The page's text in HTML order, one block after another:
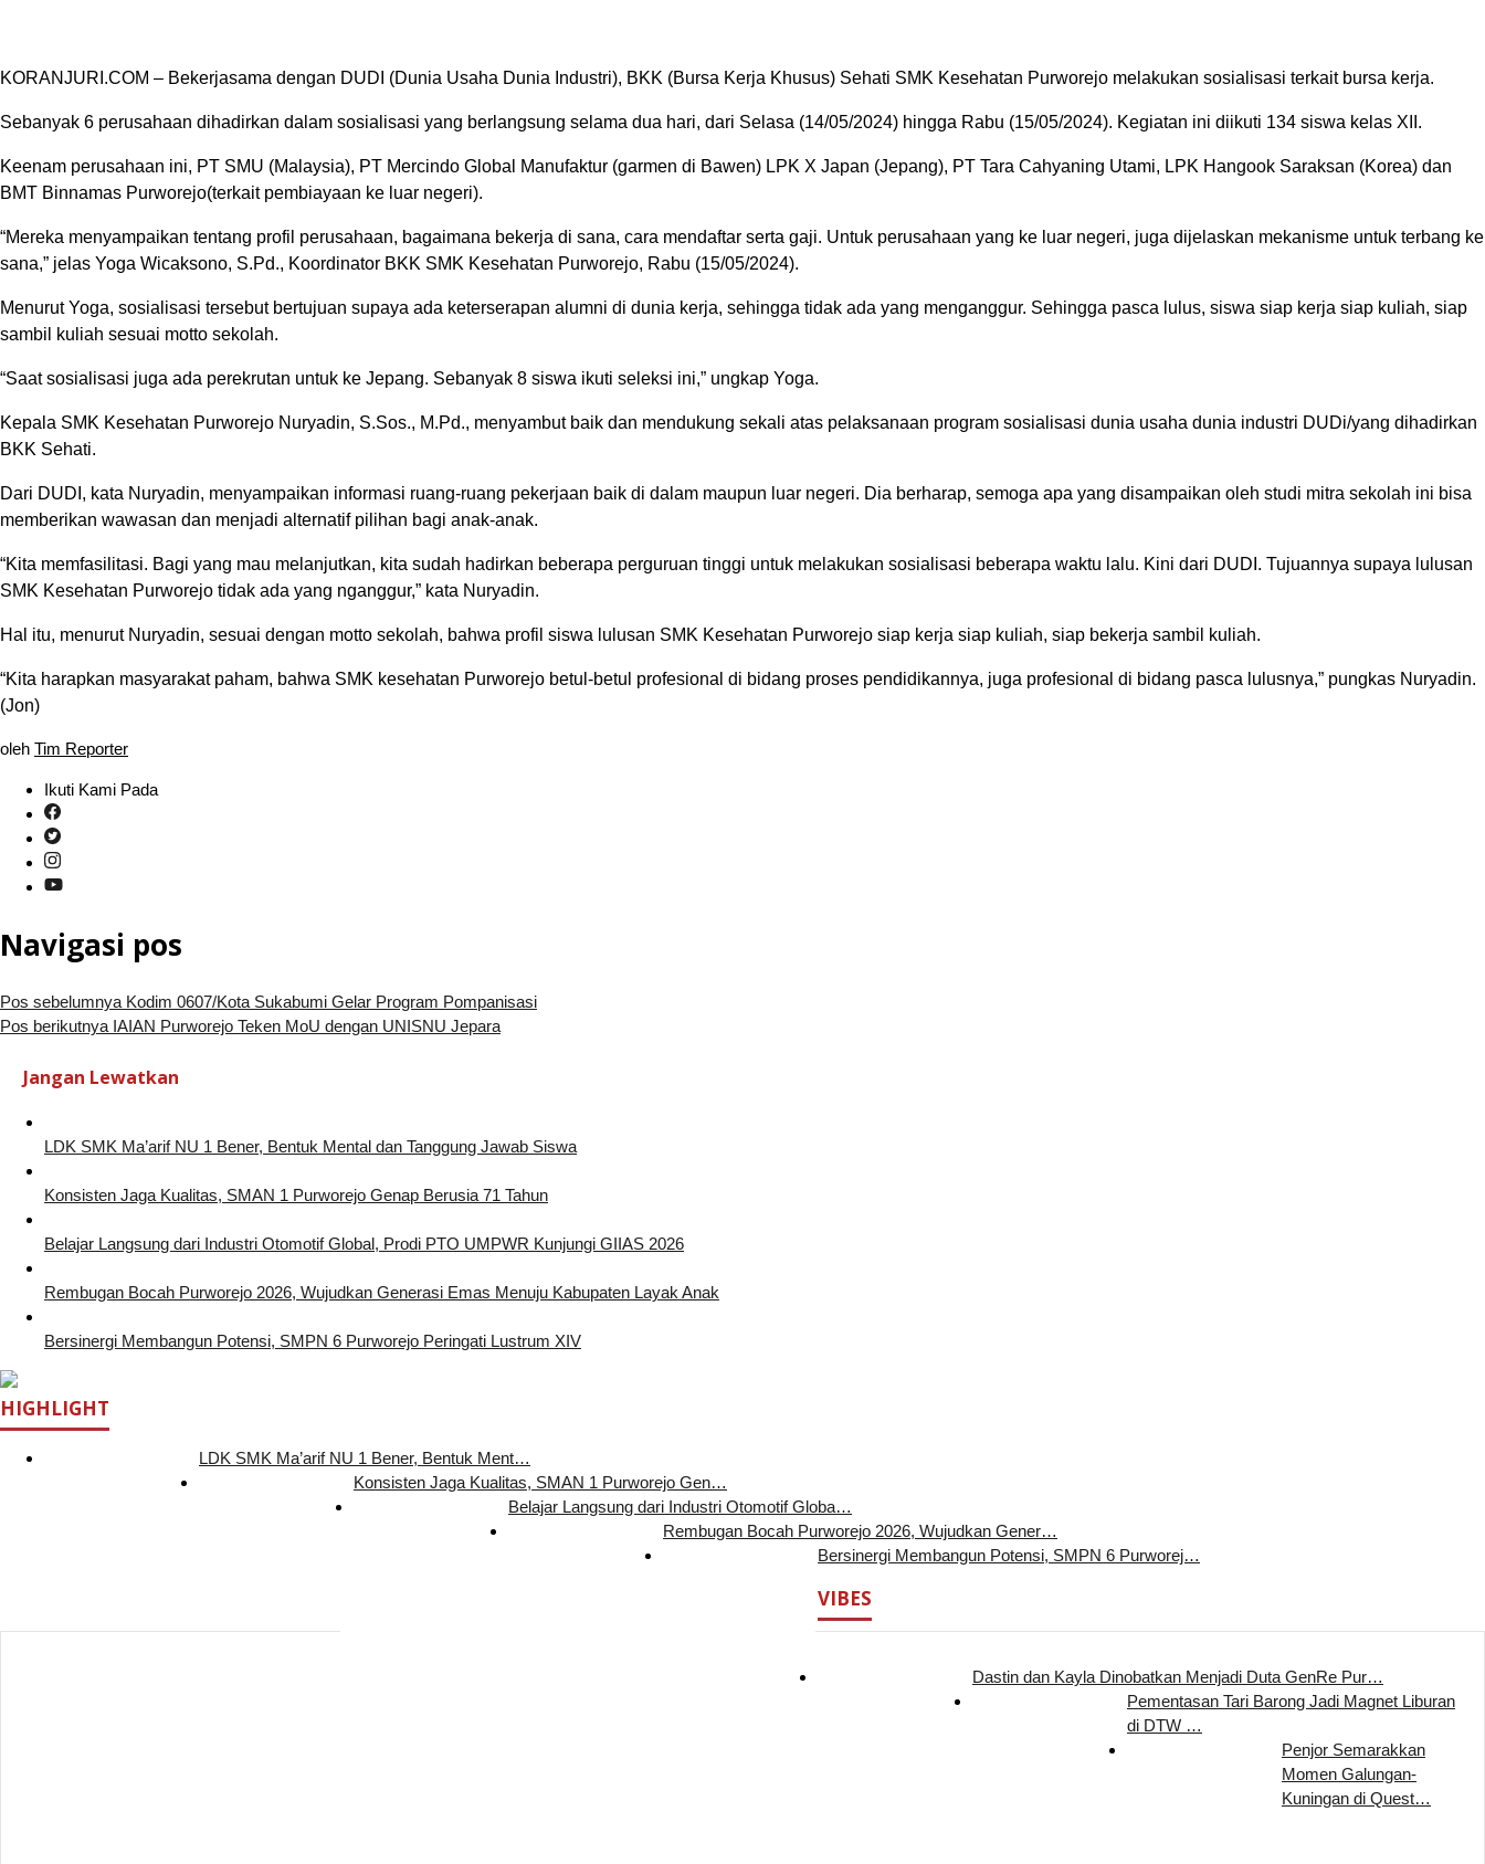
KORANJURI.COM – Bekerjasama dengan DUDI (Dunia Usaha Dunia Industri), BKK (Bursa Kerja Khusus) Sehati SMK Kesehatan Purworejo melakukan sosialisasi terkait bursa kerja.
Sebanyak 6 perusahaan dihadirkan dalam sosialisasi yang berlangsung selama dua hari, dari Selasa (14/05/2024) hingga Rabu (15/05/2024). Kegiatan ini diikuti 134 siswa kelas XII.
Keenam perusahaan ini, PT SMU (Malaysia), PT Mercindo Global Manufaktur (garmen di Bawen) LPK X Japan (Jepang), PT Tara Cahyaning Utami, LPK Hangook Saraksan (Korea) dan
BMT Binnamas Purworejo(terkait pembiayaan ke luar negeri).
“Mereka menyampaikan tentang profil perusahaan, bagaimana bekerja di sana, cara mendaftar serta gaji. Untuk perusahaan yang ke luar negeri, juga dijelaskan mekanisme untuk terbang ke
sana,” jelas Yoga Wicaksono, S.Pd., Koordinator BKK SMK Kesehatan Purworejo, Rabu (15/05/2024).
Menurut Yoga, sosialisasi tersebut bertujuan supaya ada keterserapan alumni di dunia kerja, sehingga tidak ada yang menganggur. Sehingga pasca lulus, siswa siap kerja siap kuliah, siap
sambil kuliah sesuai motto sekolah.
“Saat sosialisasi juga ada perekrutan untuk ke Jepang. Sebanyak 8 siswa ikuti seleksi ini,” ungkap Yoga.
Kepala SMK Kesehatan Purworejo Nuryadin, S.Sos., M.Pd., menyambut baik dan mendukung sekali atas pelaksanaan program sosialisasi dunia usaha dunia industri DUDi/yang dihadirkan
BKK Sehati.
Dari DUDI, kata Nuryadin, menyampaikan informasi ruang-ruang pekerjaan baik di dalam maupun luar negeri. Dia berharap, semoga apa yang disampaikan oleh studi mitra sekolah ini bisa
memberikan wawasan dan menjadi alternatif pilihan bagi anak-anak.
“Kita memfasilitasi. Bagi yang mau melanjutkan, kita sudah hadirkan beberapa perguruan tinggi untuk melakukan sosialisasi beberapa waktu lalu. Kini dari DUDI. Tujuannya supaya lulusan
SMK Kesehatan Purworejo tidak ada yang nganggur,” kata Nuryadin.
Hal itu, menurut Nuryadin, sesuai dengan motto sekolah, bahwa profil siswa lulusan SMK Kesehatan Purworejo siap kerja siap kuliah, siap bekerja sambil kuliah.
“Kita harapkan masyarakat paham, bahwa SMK kesehatan Purworejo betul-betul profesional di bidang proses pendidikannya, juga profesional di bidang pasca lulusnya,” pungkas Nuryadin.
(Jon)
oleh Tim Reporter
Ikuti Kami Pada
Navigasi pos
Pos sebelumnya Kodim 0607/Kota Sukabumi Gelar Program Pompanisasi
Pos berikutnya IAIAN Purworejo Teken MoU dengan UNISNU Jepara
Jangan Lewatkan
LDK SMK Ma’arif NU 1 Bener, Bentuk Mental dan Tanggung Jawab Siswa
Konsisten Jaga Kualitas, SMAN 1 Purworejo Genap Berusia 71 Tahun
Belajar Langsung dari Industri Otomotif Global, Prodi PTO UMPWR Kunjungi GIIAS 2026
Rembugan Bocah Purworejo 2026, Wujudkan Generasi Emas Menuju Kabupaten Layak Anak
Bersinergi Membangun Potensi, SMPN 6 Purworejo Peringati Lustrum XIV
HIGHLIGHT
LDK SMK Ma’arif NU 1 Bener, Bentuk Ment…
Konsisten Jaga Kualitas, SMAN 1 Purworejo Gen…
Belajar Langsung dari Industri Otomotif Globa…
Rembugan Bocah Purworejo 2026, Wujudkan Gener…
Bersinergi Membangun Potensi, SMPN 6 Purworej…
VIBES
Dastin dan Kayla Dinobatkan Menjadi Duta GenRe Pur…
Pementasan Tari Barong Jadi Magnet Liburan
di DTW …
Penjor Semarakkan
Momen Galungan-
Kuningan di Quest…